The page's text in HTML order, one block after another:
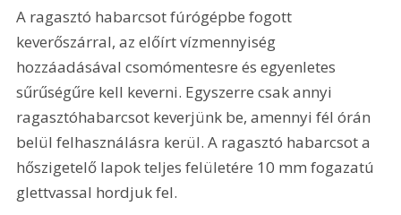
A ragasztó habarcsot fúrógépbe fogott
keverőszárral, az előírt vízmennyiség
hozzáadásával csomómentesre és egyenletes
sűrűségűre kell keverni. Egyszerre csak annyi
ragasztóhabarcsot keverjünk be, amennyi fél órán
belül felhasználásra kerül. A ragasztó habarcsot a
hőszigetelő lapok teljes felületére 10 mm fogazatú
glettvassal hordjuk fel.